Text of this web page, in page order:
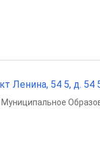
Ленина, 54 5, д. 54
Муниципальное